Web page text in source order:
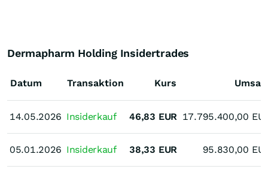
Dermapharm Holding Insidertrades
Datum
14.05.2026
05.01.2026
Transaktion Kurs
14.05.2026 Insiderkauf 46,83 EUR 17.795.400,00
05.01.2026 Insiderkauf 38,33 EUR 95.830,00